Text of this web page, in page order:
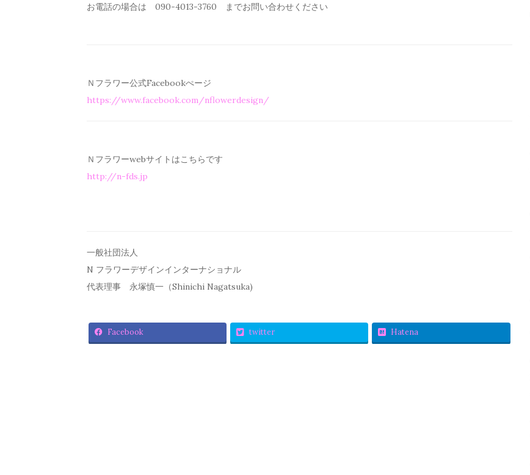
お電話の場合は 090-4013-3760 までお問い合わせください
Ｎフラワー公式Facebookぺージ
https://www.facebook.com/nflowerdesign/
Ｎフラワーwebサイトはこちらです
http://n-fds.jp
一般社団法人
N フラワーデザインインターナショナル
代表理事 永塚慎一（Shinichi Nagatsuka)
Facebook twitter Hatena